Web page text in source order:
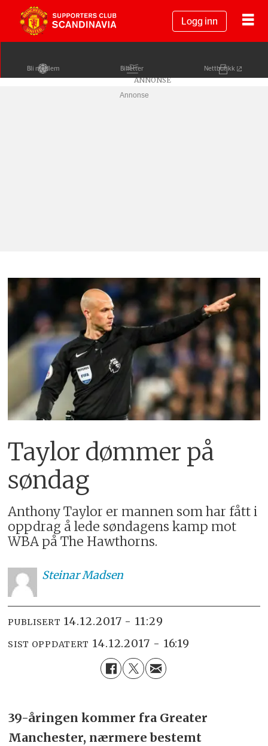
Logg inn
Bli medlem Billetter Nettbutikk
Annonse
Taylor dømmer på
søndag
Anthony Taylor er mannen som har fått i
oppdrag å lede søndagens kamp mot
WBA på The Hawthorns.
SteinarMadsen
PUBLISERT 14.12.2017 - 11:29
SIST OPPDATERT 14.12.2017 - 16:19
39-åringen kommer fra Greater
Manchester, nærmere bestemt